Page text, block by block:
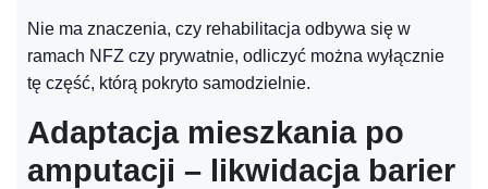
Nie ma znaczenia, czy rehabilitacja odbywa się w
ramach NFZ czy prywatnie, odliczyć można wyłącznie
tę część, którą pokryto samodzielnie.
Adaptacja mieszkania po
amputacji – likwidacja barier